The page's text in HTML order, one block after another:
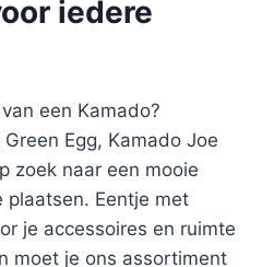
iedere
een Kamado?
Egg, Kamado Joe
zoek naar een mooie
plaatsen. Eentje met
je accessoires en ruimte
moet je ons assortiment